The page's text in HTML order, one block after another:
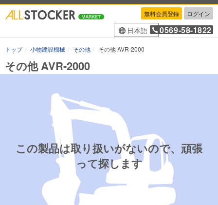
無料会員登録 ログイン
日本語 0569-58-1822
トップ 小物建設機械 その他 その他 AVR-2000
その他 AVR-2000
この製品は取り扱いがないので、頑張
って探します